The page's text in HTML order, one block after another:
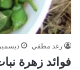
رغد مطفي ديسمبر 6,
فوائد زهرة